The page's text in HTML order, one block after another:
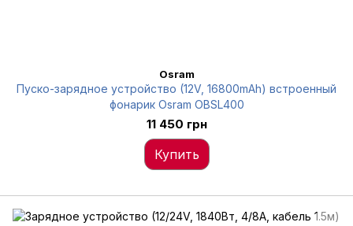
Osram
Пуско-зарядное устройство (12V, 16800mAh) встроенный
фонарик Osram OBSL400
11 450 грн
Купить